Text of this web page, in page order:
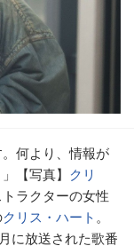
何より、情報が
【写真】 クリ
ラクターの女性
クリス・ハート 。
に放送された歌番